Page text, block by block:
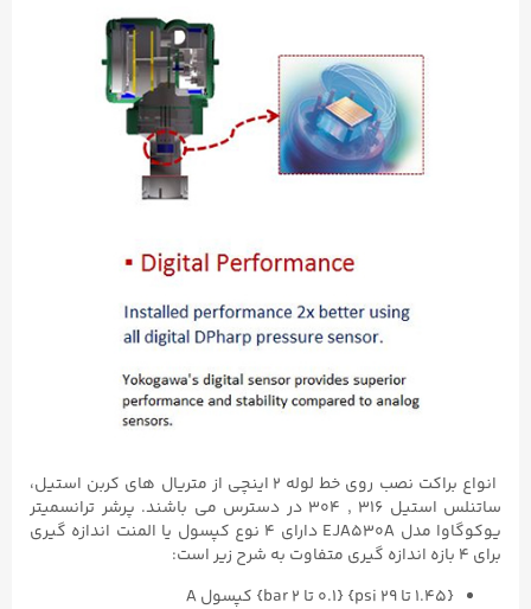
انواع براکت نصب روی خط لوله ۲ اینچی از متریال های کربن استیل،
ساتنلس استیل ۳۱۶ , ۳۰۴ در دسترس می باشند. پرشر ترانسمیتر
یوکوگاوا مدل EJA530A دارای ۴ نوع کپسول یا المنت اندازه گیری
برای ۴ بازه اندازه گیری متفاوت به شرح زیر است:
{۱.۴۵ تا ۲۹ psi} {۰.۱ تا ۲ bar} کپسول A